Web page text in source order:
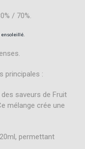
/ 70%.
principales :
saveurs de Fruit
mélange crée une
permettant